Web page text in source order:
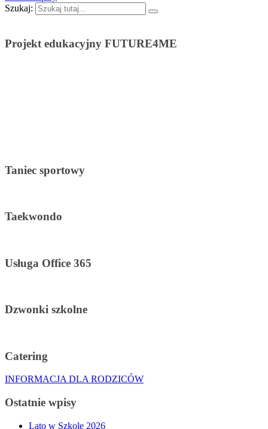
Szukaj:
Projekt edukacyjny FUTURE4ME
Taniec sportowy
Taekwondo
Usługa Office 365
Dzwonki szkolne
Catering
INFORMACJA DLA RODZICÓW
Ostatnie wpisy
Lato w Szkole 2026